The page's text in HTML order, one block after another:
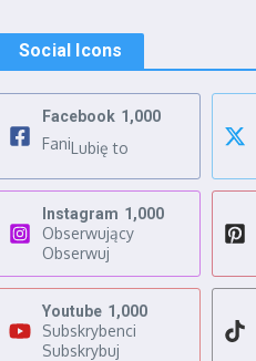
Social Icons
Facebook 1,000
FaniLubię to
Instagram 1,000
Obserwujący
Obserwuj
Youtube 1,000
Subskrybenci
Subskrybuj